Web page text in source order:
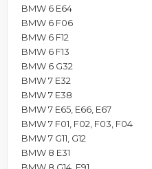
BMW 6 E64
BMW 6 F06
BMW 6 F12
BMW 6 F13
BMW 6 G32
BMW 7 E32
BMW 7 E38
BMW 7 E65, E66, E67
BMW 7 F01, F02, F03, F04
BMW 7 G11, G12
BMW 8 E31
BMW 8 G14, F91